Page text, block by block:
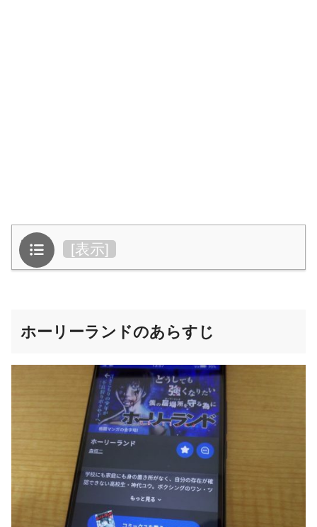
目次 [表示]
ホーリーランドのあらすじ